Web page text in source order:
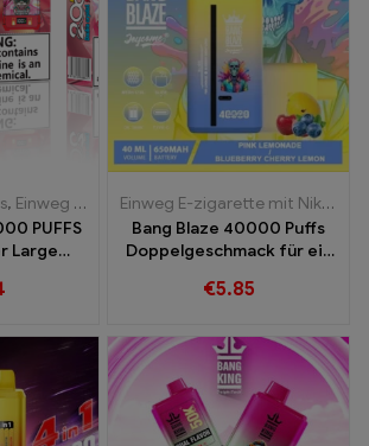
, Einweg E-Zigaretten , Einweg-E-Zigaretten
PUFFS
Large
Einweg E-zigarette mit Nikotin
Bang Blaze 40000 Puffs
Doppelgeschmack für ein
€5.85